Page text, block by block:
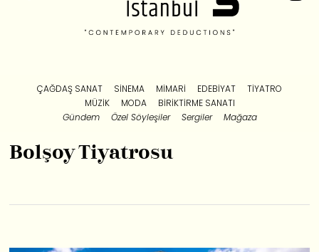
ÇAĞDAŞ SANAT SINEMA MIMARI EDEBIYAT
TIYATRO
MÜZIK
MODA
BIRIKTIRME SANATI
Gündem
Özel Söyleşiler Sergiler Mağaza
Bolşoy Tiyatrosu